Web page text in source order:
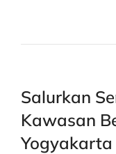
Salurkan
Kawasan
Yogyakarta